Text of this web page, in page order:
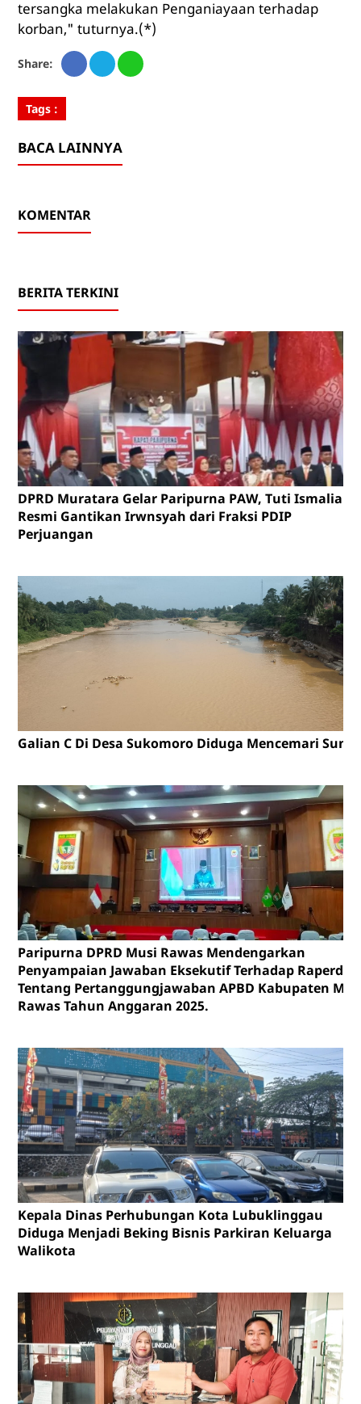
tersangka melakukan Penganiayaan terhadap
korban," tuturnya.(*)
Share:
Tags :
BACA LAINNYA
KOMENTAR
BERITA TERKINI
DPRD Muratara Gelar Paripurna PAW, Tuti Ismalia
Resmi Gantikan Irwnsyah dari Fraksi PDIP
Perjuangan
Galian C Di Desa Sukomoro Diduga Mencemari
Paripurna DPRD Musi Rawas Mendengarkan
Penyampaian Jawaban Eksekutif Terhadap Raperda
Tentang Pertanggungjawaban APBD Kabupaten
Rawas Tahun Anggaran 2025.
Kepala Dinas Perhubungan Kota Lubuklinggau
Diduga Menjadi Beking Bisnis Parkiran Keluarga
Walikota